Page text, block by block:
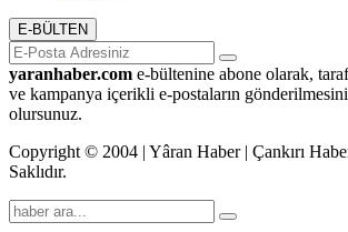
E-BÜLTEN
yaranhaber.com e-bültenine abone olarak,
ve kampanya içerikli e-postaların
olursunuz.
Copyright © 2004 | Yâran Haber | Çankırı
Saklıdır.